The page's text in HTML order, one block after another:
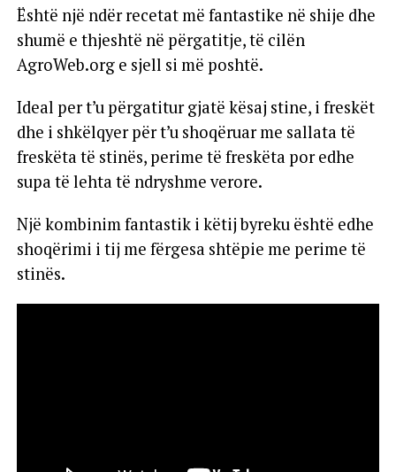
Është një ndër recetat më fantastike në shije dhe
shumë e thjeshtë në përgatitje, të cilën
AgroWeb.org e sjell si më poshtë.
Ideal per t’u përgatitur gjatë kësaj stine, i freskët
dhe i shkëlqyer për t’u shoqëruar me sallata të
freskëta të stinës, perime të freskëta por edhe
supa të lehta të ndryshme verore.
Një kombinim fantastik i këtij byreku është edhe
shoqërimi i tij me fërgesa shtëpie me perime të
stinës.